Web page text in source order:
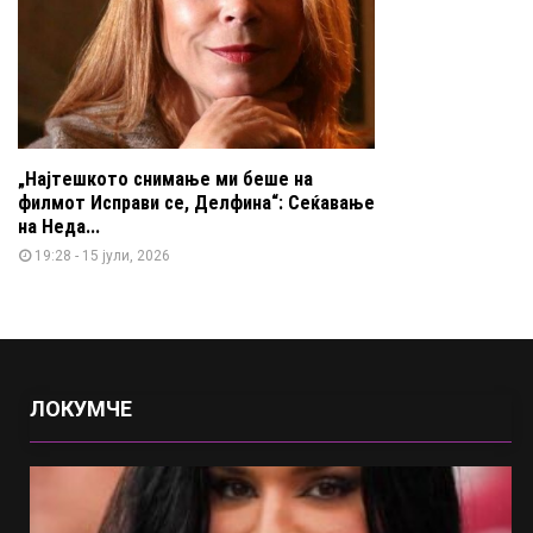
„Најтешкото снимање ми беше на
филмот Исправи се, Делфина“: Сеќавање
на Неда...
19:28 - 15 јули, 2026
ЛОКУМЧЕ